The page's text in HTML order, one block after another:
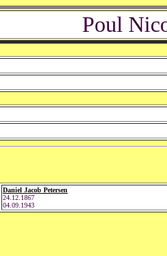
Poul
Daniel Jacob Petersen
24.12.1867
04.09.1943